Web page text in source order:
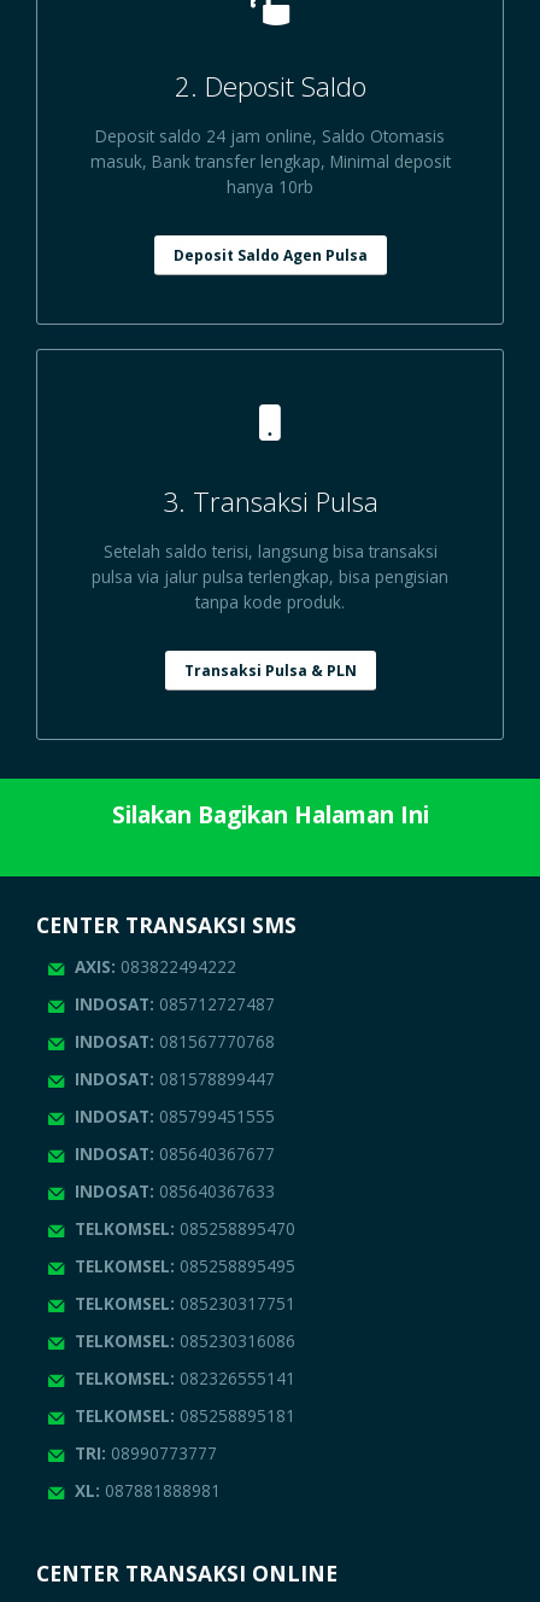
2. Deposit Saldo
Deposit saldo 24 jam online, Saldo Otomasis
masuk, Bank transfer lengkap, Minimal deposit
hanya 10rb
Deposit Saldo Agen Pulsa
3. Transaksi Pulsa
Setelah saldo terisi, langsung bisa transaksi
pulsa via jalur pulsa terlengkap, bisa pengisian
tanpa kode produk.
Transaksi Pulsa & PLN
Silakan Bagikan Halaman Ini
CENTER TRANSAKSI SMS
AXIS: 083822494222
INDOSAT: 085712727487
INDOSAT: 081567770768
INDOSAT: 081578899447
INDOSAT: 085799451555
INDOSAT: 085640367677
INDOSAT: 085640367633
TELKOMSEL: 085258895470
TELKOMSEL: 085258895495
TELKOMSEL: 085230317751
TELKOMSEL: 085230316086
TELKOMSEL: 082326555141
TELKOMSEL: 085258895181
TRI: 08990773777
XL: 087881888981
CENTER TRANSAKSI ONLINE